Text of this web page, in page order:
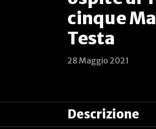
cinque
Testa
28 Maggio 2021
Descrizione